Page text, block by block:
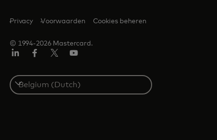
© 1994-2026 Mastercard.
Privacy Voorwaarden Cookies beheren
Select
a
country